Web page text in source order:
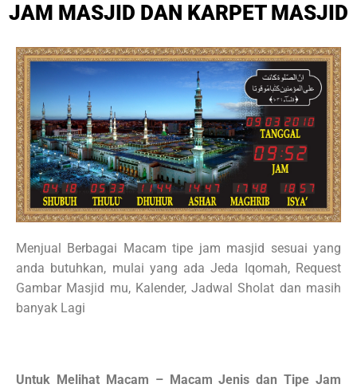
JAM MASJID DAN KARPET MASJID
Menjual Berbagai Macam tipe jam masjid sesuai yang
anda butuhkan, mulai yang ada Jeda Iqomah, Request
Gambar Masjid mu, Kalender, Jadwal Sholat dan masih
banyak Lagi
Untuk Melihat Macam – Macam Jenis dan Tipe Jam